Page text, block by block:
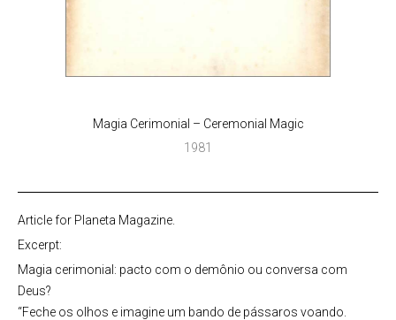
Magia Cerimonial – Ceremonial Magic
1981
Article for Planeta Magazine.
Excerpt:
Magia cerimonial: pacto com o demônio ou conversa com
Deus?
“Feche os olhos e imagine um bando de pássaros voando.